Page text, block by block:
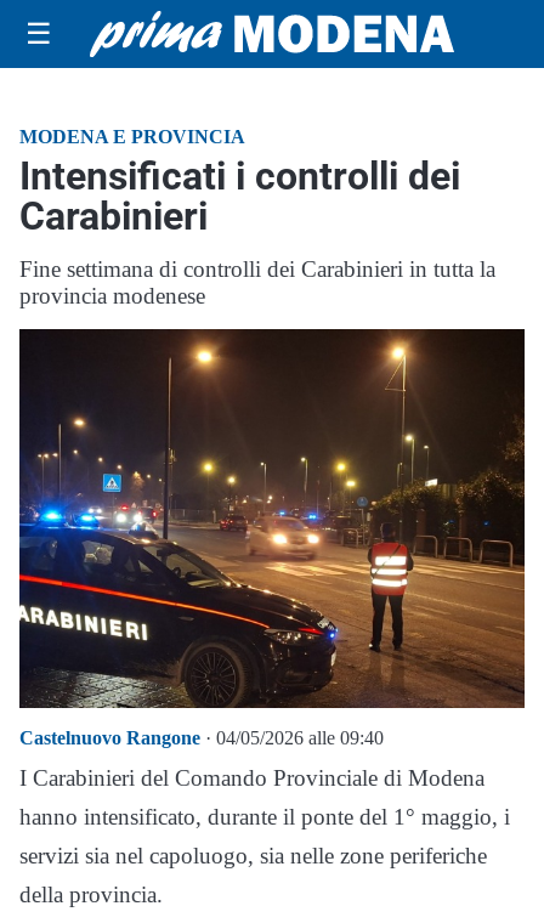
☰
MODENA E PROVINCIA
Intensificati i controlli dei
Carabinieri
Fine settimana di controlli dei Carabinieri in tutta la
provincia modenese
Castelnuovo Rangone · 04/05/2026 alle 09:40
I Carabinieri del Comando Provinciale di Modena
hanno intensificato, durante il ponte del 1° maggio, i
servizi sia nel capoluogo, sia nelle zone periferiche
della provincia.